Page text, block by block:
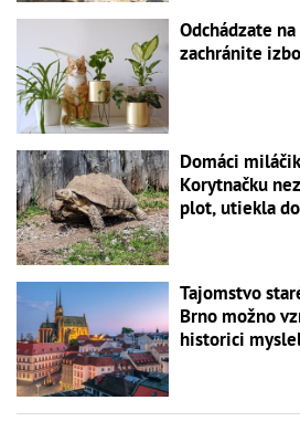
Odchádzate
zachránite
Domáci
Korytnačku
plot, utiekla
Tajomstvo
Brno možno
historici